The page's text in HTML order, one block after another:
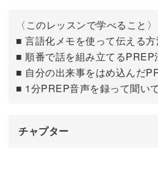
この講座では、受講者のみなさ
題にも力を入れています。
実際に書き込める「瞬発言語化
「言語化メモ」の書き方
パートナーへのモヤモヤを解消
上司へのモヤモヤを言葉にする
〈このレッスンで学べること〉
■ 言語化メモを使って伝える
■ 順番で話を組み立てるPREP
■ 自分の出来事をはめ込んだ
■ 1分PREP音声を録って聞い
チャプター